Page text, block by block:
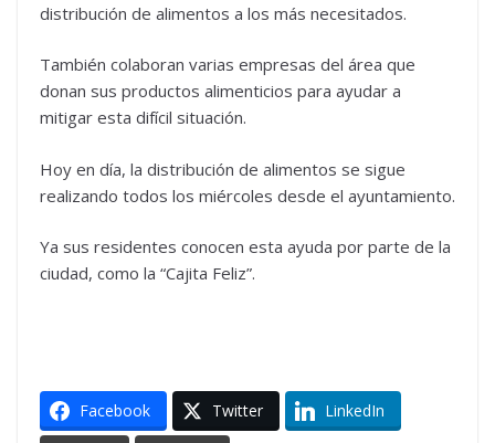
distribución de alimentos a los más necesitados.
También colaboran varias empresas del área que
donan sus productos alimenticios para ayudar a
mitigar esta difícil situación.
Hoy en día, la distribución de alimentos se sigue
realizando todos los miércoles desde el ayuntamiento.
Ya sus residentes conocen esta ayuda por parte de la
ciudad, como la “Cajita Feliz”.
Facebook Twitter LinkedIn